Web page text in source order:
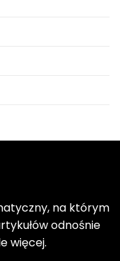
na którym
odnośnie
więcej.